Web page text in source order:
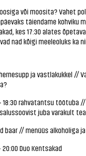
või moosita? Vahet
täiendame kohviku
kes 17:30 alates
nad kõigi meeleoluks ka
ja vastlakukkel //
18:30 rahvatantsu töötuba
juba varakult
baar // menüüs alkoholiga
20:00 Duo Kentsakad